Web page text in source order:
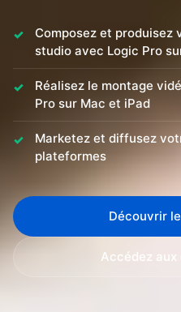
Composez et produisez
studio avec Logic Pro
Réalisez le montage
Pro sur Mac et iPad
Marketez et diffusez
plateformes
Découvrir
Accédez aux